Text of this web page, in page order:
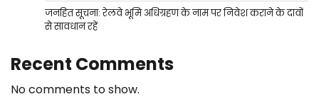
जनहित सूचना: रेलवे भूमि अधिग्रहण के नाम पर निवेश कराने के दावों
से सावधान रहें
Recent Comments
No comments to show.